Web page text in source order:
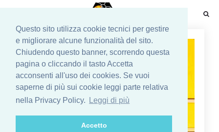
Questo sito utilizza cookie tecnici per gestire
e migliorare alcune funzionalità del sito.
Chiudendo questo banner, scorrendo questa
pagina o cliccando il tasto Accetta
acconsenti all'uso dei cookies. Se vuoi
saperne di più sui cookie leggi parte relativa
nella Privacy Policy.
Leggi di più
Accetto